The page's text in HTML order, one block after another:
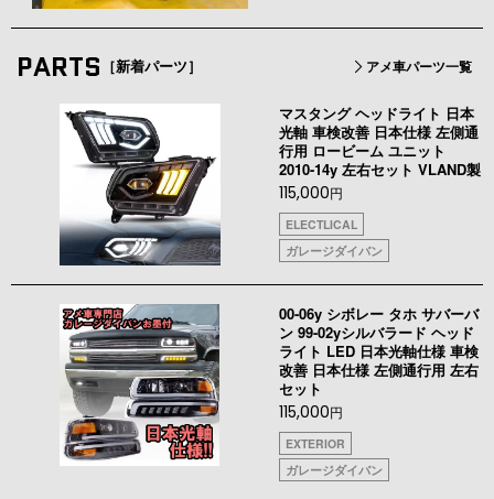
PARTS ［新着パーツ］ アメ車パーツ一覧
マスタング ヘッドライト 日本
光軸 車検改善 日本仕様 左側通
行用 ロービーム ユニット
2010-14y 左右セット VLAND製
115,000円
ELECTLICAL
ガレージダイバン
00-06y シボレー タホ サバーバ
ン 99-02yシルバラード ヘッド
ライト LED 日本光軸仕様 車検
改善 日本仕様 左側通行用 左右
セット
115,000円
EXTERIOR
ガレージダイバン